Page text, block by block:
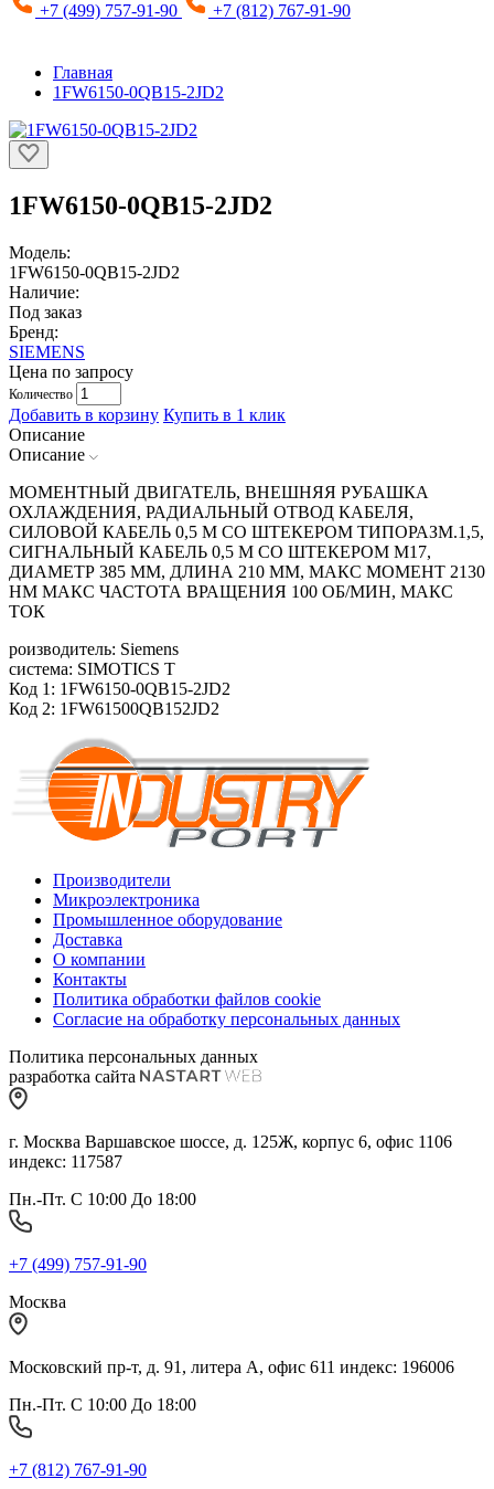
+7 (499) 757-91-90 +7 (812) 767-91-90
Главная
1FW6150-0QB15-2JD2
1FW6150-0QB15-2JD2
Модель:
1FW6150-0QB15-2JD2
Наличие:
Под заказ
Бренд:
SIEMENS
Цена по запросу
Количество
Добавить в корзину Купить в 1 клик
Описание
Описание
МОМЕНТНЫЙ ДВИГАТЕЛЬ, ВНЕШНЯЯ РУБАШКА
ОХЛАЖДЕНИЯ, РАДИАЛЬНЫЙ ОТВОД КАБЕЛЯ,
СИЛОВОЙ КАБЕЛЬ 0,5 М СО ШТЕКЕРОМ ТИПОРАЗМ.1,5,
СИГНАЛЬНЫЙ КАБЕЛЬ 0,5 М СО ШТЕКЕРОМ M17,
ДИАМЕТР 385 ММ, ДЛИНА 210 ММ, МАКС МОМЕНТ 2130
HM МАКС ЧАСТОТА ВРАЩЕНИЯ 100 ОБ/МИН, МАКС
ТОК
роизводитель: Siemens
система: SIMOTICS T
Код 1: 1FW6150-0QB15-2JD2
Код 2: 1FW61500QB152JD2
Производители
Микроэлектроника
Промышленное оборудование
Доставка
О компании
Контакты
Политика обработки файлов cookie
Согласие на обработку персональных данных
Политика персональных данных
разработка сайта
г. Москва Варшавское шоссе, д. 125Ж, корпус 6, офис 1106
индекс: 117587
Пн.-Пт. С 10:00 До 18:00
+7 (499) 757-91-90
Москва
Московский пр-т, д. 91, литера А, офис 611 индекс: 196006
Пн.-Пт. С 10:00 До 18:00
+7 (812) 767-91-90